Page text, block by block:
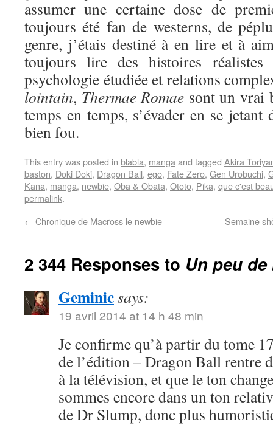
assumer une certaine dose de
toujours été fan de westerns, de
genre, j’étais destiné à en lire et à
toujours lire des histoires
psychologie étudiée et relations
lointain, Thermae Romae sont un vrai
temps en temps, s’évader en se jetant
bien fou.
This entry was posted in blabla, manga and tagged Akira
baston, Doki Doki, Dragon Ball, ego, Fate Zero, Gen Urobuchi,
Kana, manga, newbie, Oba & Obata, Ototo, Pika, que c'est
permalink.
← Chronique de Macross le newbie Semaine
2 344 Responses to Un peu
Geminicsays:
19 avril 2014 at 14 h 48 min
Je confirme qu’à partir du tome
de l’édition – Dragon Ball rentre
à la télévision, et que le ton
sommes encore dans un ton
de Dr Slump, donc plus